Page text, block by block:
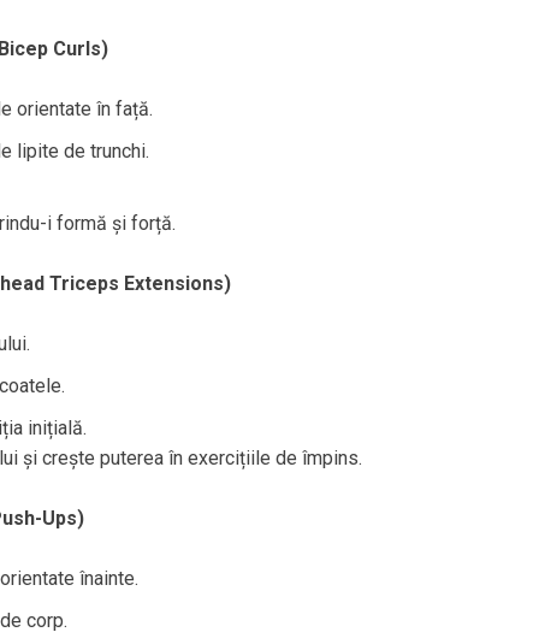
Curls)
orientate în față.
lipite de trunchi.
i formă și forță.
Triceps Extensions)
inițială.
și crește puterea în exercițiile de împins.
Ups)
înainte.
corp.